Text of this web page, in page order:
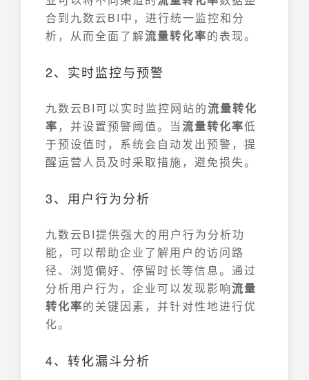
合到九数云BI中，进行统一监控和分
析，从而全面了解流量转化率的表现。
2、实时监控与预警
九数云BI可以实时监控网站的流量转化
率 ，并设置预警阈值。当流量转化率低
于预设值时，系统会自动发出预警，提
醒运营人员及时采取措施，避免损失。
3、用户行为分析
九数云BI提供强大的用户行为分析功
能，可以帮助企业了解用户的访问路
径、浏览偏好、停留时长等信息。通过
分析用户行为，企业可以发现影响流量
转化率的关键因素，并针对性地进行优
化。
4、转化漏斗分析